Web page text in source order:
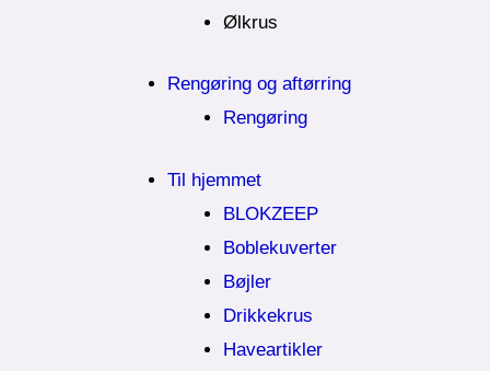
Ølkrus
Rengøring og aftørring
Rengøring
Til hjemmet
BLOKZEEP
Boblekuverter
Bøjler
Drikkekrus
Haveartikler